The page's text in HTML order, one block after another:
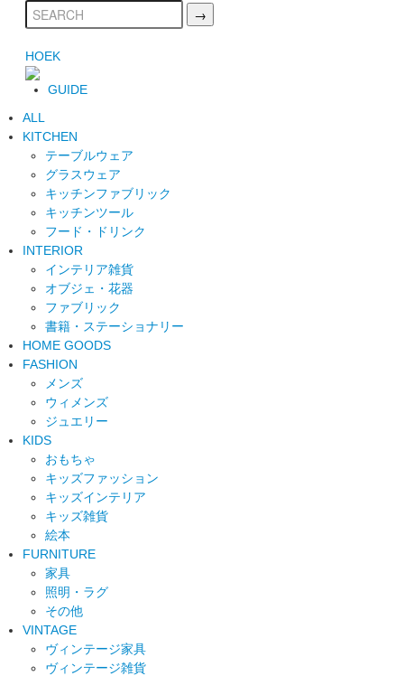
HOEK
GUIDE
ALL
KITCHEN
テーブルウェア
グラスウェア
キッチンファブリック
キッチンツール
フード・ドリンク
INTERIOR
インテリア雑貨
オブジェ・花器
ファブリック
書籍・ステーショナリー
HOME GOODS
FASHION
メンズ
ウィメンズ
ジュエリー
KIDS
おもちゃ
キッズファッション
キッズインテリア
キッズ雑貨
絵本
FURNITURE
家具
照明・ラグ
その他
VINTAGE
ヴィンテージ家具
ヴィンテージ雑貨